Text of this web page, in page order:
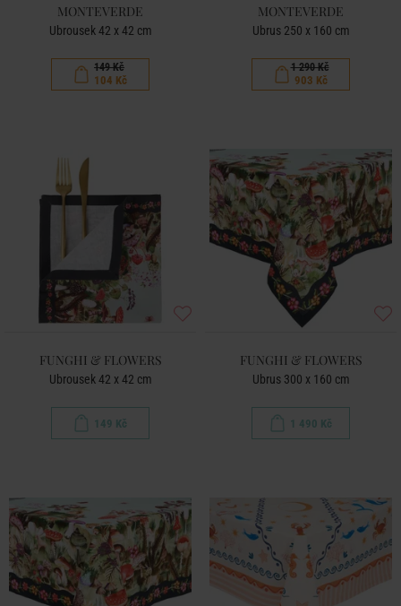
MONTEVERDE
Ubrousek 42 x 42 cm
149 Kč
104 Kč
MONTEVERDE
Ubrus 250 x 160 cm
1 290 Kč
903 Kč
FUNGHI & FLOWERS
Ubrousek 42 x 42 cm
149 Kč
FUNGHI & FLOWERS
Ubrus 300 x 160 cm
1 490 Kč